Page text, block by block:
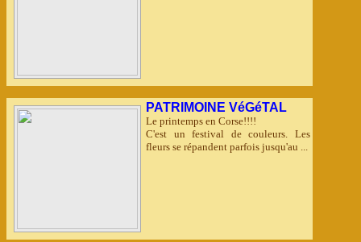
PATRIMOINE VéGéTAL
Le printemps en Corse!!!!
C'est un festival de couleurs. Les
fleurs se répandent parfois jusqu'au ...